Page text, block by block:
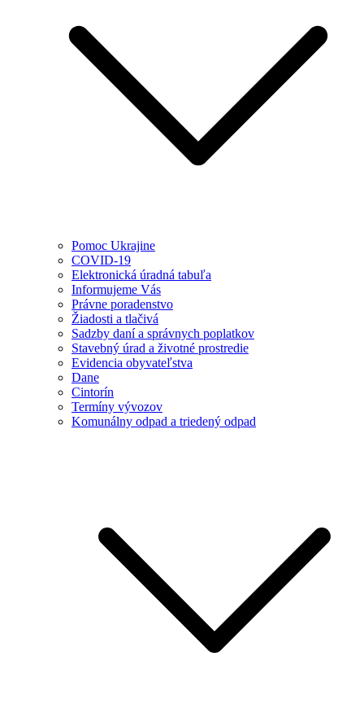
Pomoc Ukrajine
COVID-19
Elektronická úradná tabuľa
Informujeme Vás
Právne poradenstvo
Žiadosti a tlačivá
Sadzby daní a správnych poplatkov
Stavebný úrad a životné prostredie
Evidencia obyvateľstva
Dane
Cintorín
Termíny vývozov
Komunálny odpad a triedený odpad